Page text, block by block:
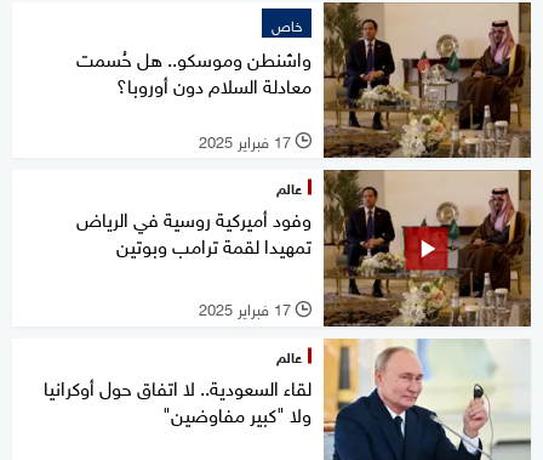
خاص
واشنطن وموسكو.. هل حُسمت
معادلة السلام دون أوروبا؟
l 17 فبراير 2025
عالم
وفود أميركية روسية في الرياض
تمهيدا لقمة ترامب وبوتين
l 17 فبراير 2025
عالم
لقاء السعودية.. لا اتفاق حول أوكرانيا
ولا "كبير مفاوضين"